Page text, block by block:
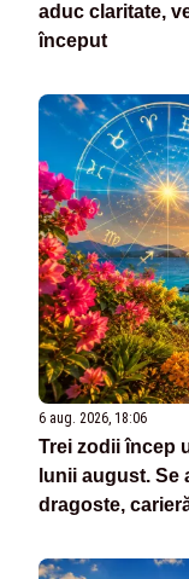
aduc claritate,
început
6 aug. 2026, 18:06
Trei zodii încep
lunii august.
dragoste,